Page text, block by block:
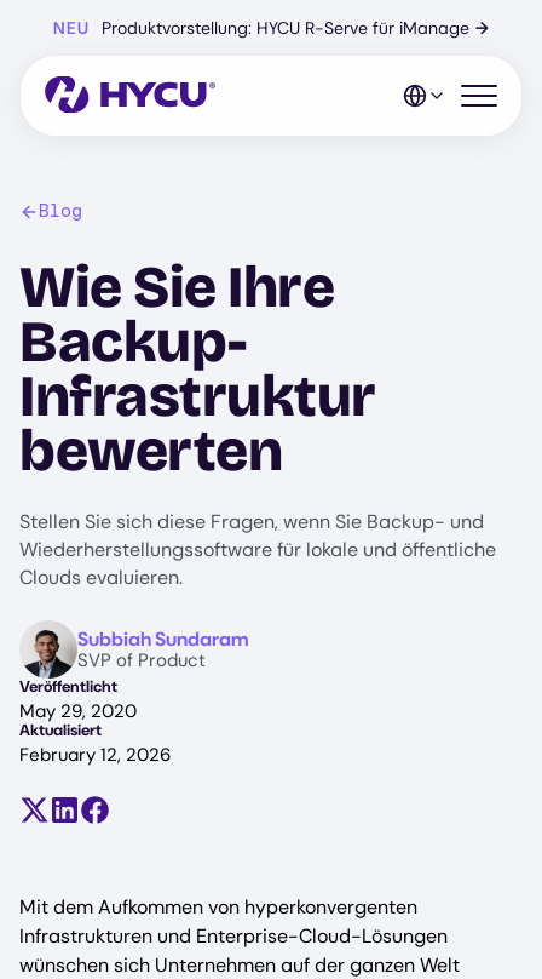
Hauptinhalt
NEU Produktvorstellung: HYCU R-Serve für iManage →
Mobiles
Blog
Wie Sie Ihre
Backup-
Infrastruktur
bewerten
Stellen Sie sich diese Fragen, wenn Sie Backup- und
Wiederherstellungssoftware für lokale und öffentliche
Clouds evaluieren.
ImageSubbiah Sundaram
SVP of Product
Veröffentlicht
May 29, 2020
Aktualisiert
February 12, 2026
Teilen auf X (früher Twitter)
Auf LinkedIn teilen
Auf Facebook teilen
Mit dem Aufkommen von hyperkonvergenten
Infrastrukturen und Enterprise-Cloud-Lösungen
wünschen sich Unternehmen auf der ganzen Welt